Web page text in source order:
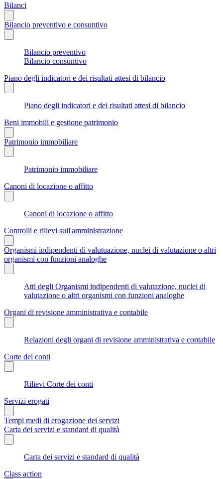
Bilanci
Bilancio preventivo e consuntivo
Bilancio preventivo
Bilancio consuntivo
Piano degli indicatori e dei risultati attesi di bilancio
Piano degli indicatori e dei risultati attesi di bilancio
Beni immobili e gestione patrimonio
Patrimonio immobiliare
Patrimonio immobiliare
Canoni di locazione o affitto
Canoni di locazione o affitto
Controlli e rilievi sull'amministrazione
Organismi indipendenti di valutuazione, nuclei di valutazione o altri
organismi con funzioni analoghe
Atti degli Organismi indipendenti di valutazione, nuclei di
valutazione o altri organismi con funzioni analoghe
Organi di revisione amministrativa e contabile
Relazioni degli organi di revisione amministrativa e contabile
Corte dei conti
Rilievi Corte dei conti
Servizi erogati
Tempi medi di erogazione dei servizi
Carta dei servizi e standard di qualità
Carta dei servizi e standard di qualità
Class action